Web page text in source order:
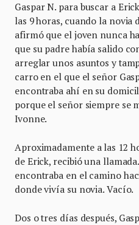
Gaspar N. para buscar a
las 9 horas, cuando la novia
afirmó que el joven nunca
que su padre había salido
arreglar unos asuntos y
carro en el que el señor
encontraba ahí en su
porque el señor siempre se
Ivonne.
Aproximadamente a las 12
de Erick, recibió una
encontraba en el camino
donde vivía su novia. Vacío.
Dos o tres días después,